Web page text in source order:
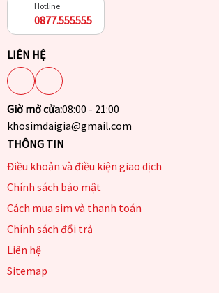
Hotline
0877.555555
LIÊN HỆ
Giờ mở cửa:08:00 - 21:00
khosimdaigia@gmail.com
THÔNG TIN
Điều khoản và điều kiện giao dịch
Chính sách bảo mật
Cách mua sim và thanh toán
Chính sách đổi trả
Liên hệ
Sitemap